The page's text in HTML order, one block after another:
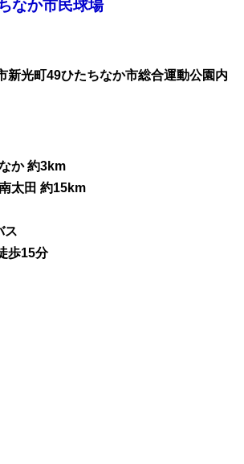
なか市民球場
新光町49ひたちなか市総合運動公園内
か 約3km
太田 約15km
ス
歩15分